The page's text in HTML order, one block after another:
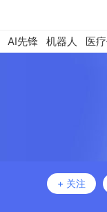
AI先锋 机器人 医
+ 关注